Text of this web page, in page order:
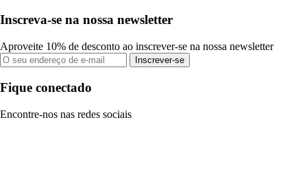
Inscreva-se na nossa newsletter
Aproveite 10% de desconto ao inscrever-se na nossa newsletter
Inscrever-se
Fique conectado
Encontre-nos nas redes sociais